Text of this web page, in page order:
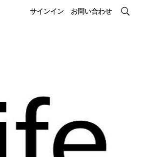
サインイン お問い合わせ